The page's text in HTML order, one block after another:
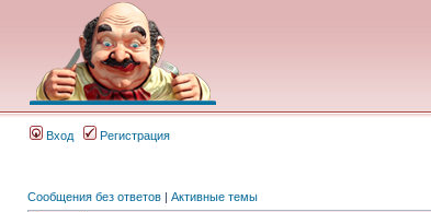
Вход Регистрация
Сообщения без ответов | Активные темы